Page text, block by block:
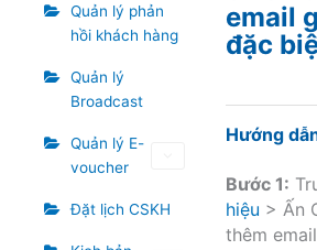
Quản lý phản
hồi khách hàng
Quản lý
Broadcast
Quản lý E-
voucher
Đặt lịch CSKH
email
đặc
Hướng
Bước 1:
hiệu > Ấn
thêm